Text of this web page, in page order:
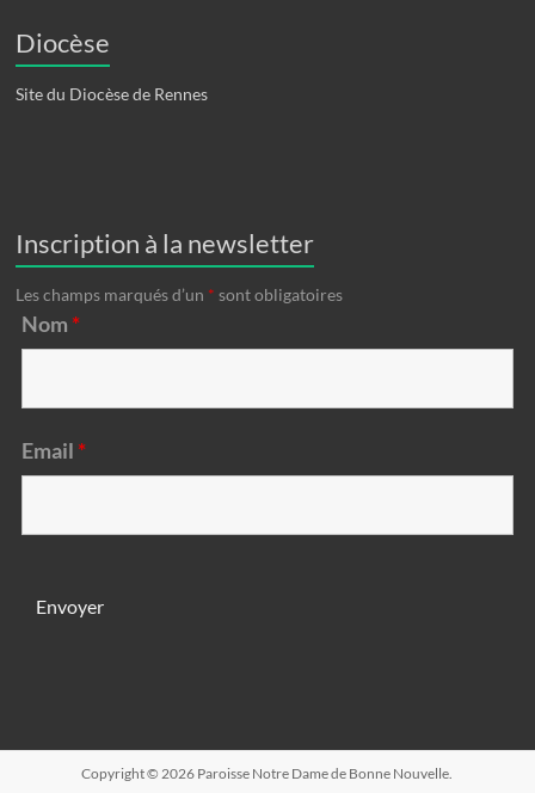
Diocèse
Site du Diocèse de Rennes
Inscription à la newsletter
Les champs marqués d’un * sont obligatoires
Nom *
Email *
Copyright © 2026 Paroisse Notre Dame de Bonne Nouvelle.